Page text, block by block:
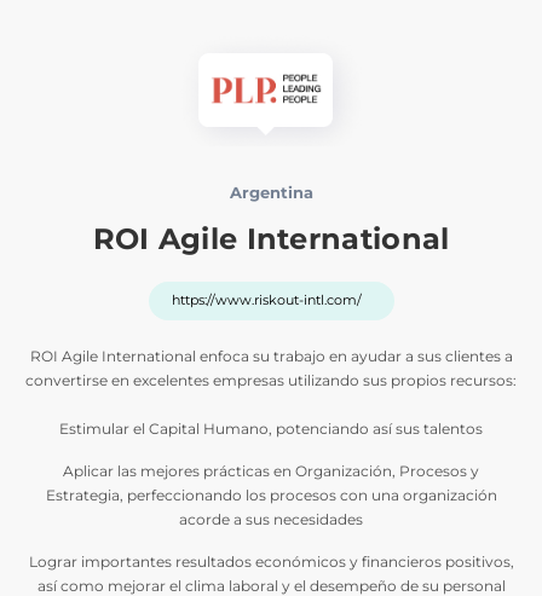
Argentina
ROI Agile International
https://www.riskout-intl.com/
ROI Agile International enfoca su trabajo en ayudar a sus clientes a
convertirse en excelentes empresas utilizando sus propios recursos:
Estimular el Capital Humano, potenciando así sus talentos
Aplicar las mejores prácticas en Organización, Procesos y
Estrategia, perfeccionando los procesos con una organización
acorde a sus necesidades
Lograr importantes resultados económicos y financieros positivos,
así como mejorar el clima laboral y el desempeño de su personal